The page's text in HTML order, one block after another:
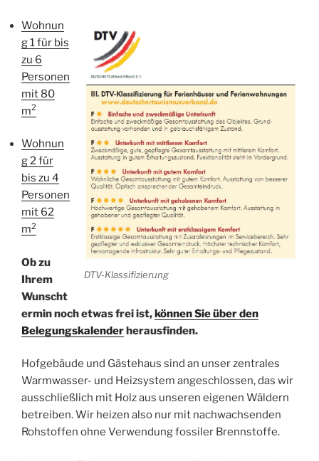
DTV-Klassifizierung
Wohnun
g 1 für bis
zu 6
Personen
mit 80
m2
Wohnun
g 2 für
bis zu 4
Personen
mit 62
m2
Ob zu
Ihrem
Wunscht
ermin noch etwas frei ist,können Sie über den
Belegungskalenderherausfinden.
Hofgebäude und Gästehaus sind an unser zentrales
Warmwasser- und Heizsystem angeschlossen, das wir
ausschließlich mit Holz aus unseren eigenen Wäldern
betreiben. Wir heizen also nur mit nachwachsenden
Rohstoffen ohne Verwendung fossiler Brennstoffe.